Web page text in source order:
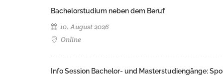
Bachelorstudium neben dem Beruf
10. August 2026
Online
Info Session Bachelor- und Masterstudiengänge: